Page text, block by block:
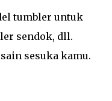
tumbler untuk
sendok, dll.
sesuka kamu.